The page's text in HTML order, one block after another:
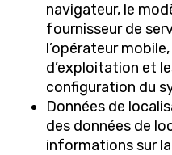
navigateur, le
fournisseur de
l’opérateur
d’exploitation et
configuration du
Données de
des données de
informations sur